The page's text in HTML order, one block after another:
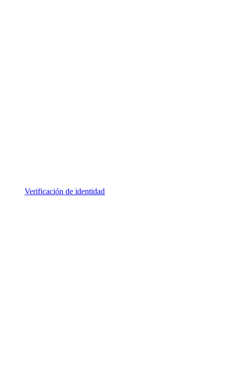
Verificación de identidad